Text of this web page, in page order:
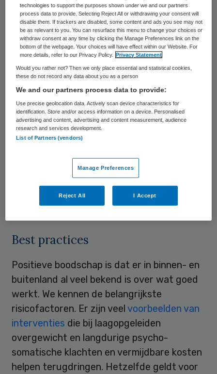
gezondheidsverschillen. De vraag was: kan
dat en zo ja, hoe dan? Het antwoord
daarop is kort: ‘ja’.
Lokale aanpak
We kunnen op dit terrein veel meer winst
behalen, als we het goed aanpakken. Een
deel van de gezondheidsverschillen hangt
samen metopleiding en inkomen
degelijk tackelen. Er is veel meer winst te
halen wanneer we veelbelovende
lokale aanpakken breder en grootschaliger
uitzetten.
Best practices
Positieve boodschap is dat er in binnen- en
buitenland al veel bekend is over wat goed
werkt. We kennen de belangrijkste
risicofactoren. Er zijn veel voorbeelden van
interventies die bij laagopgeleiden
overgewicht en langdurige psycho-
somatische klachten en vermijdbare kosten
helpen terugdringen. Hetzelfde geldt voor
technologies to support the purposes shown under we and our partners
process data to provide. Selecting Reject All or withdrawing your consent will
disable them. If trackers are disabled, some content and ads you see may not
be as relevant to you. You can resurface this menu to change your choices or
withdraw consent at any time by clicking the Manage Preferences link on the
bottom of the webpage. Your choices will have effect within our Website. For
more details, refer to our Privacy Policy.
Privacy Statement
Would you rather not? Then we only place essential and statistical cookies,
these do not record any data about you as a person
We and our partners process data to provide:
Use precise geolocation data. Actively scan device characteristics for
identification. Store and/or access information on a device. Personalised
advertising and content, advertising and content measurement, audience
research and services development.
List of Partners (vendors)
Manage Preferences
Reject All I Accept